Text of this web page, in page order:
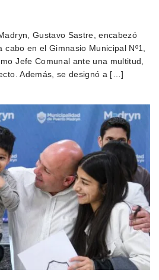
Gustavo Sastre, encabezó
en el Gimnasio Municipal Nº1,
Jefe Comunal ante una multitud,
Además, se designó a […]